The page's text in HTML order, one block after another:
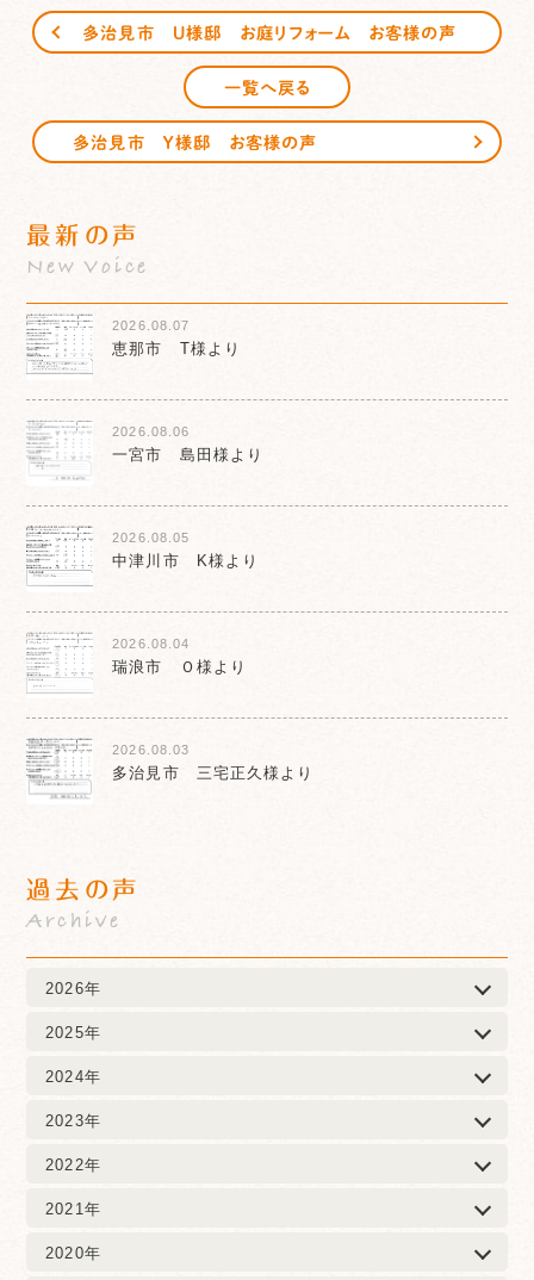
多治見市 Ｕ様邸 お庭リフォーム お客様の声
一覧へ戻る
多治見市 Ｙ様邸 お客様の声
最新の声
New Voice
2026.08.07
恵那市 T様より
2026.08.06
一宮市 島田様より
2026.08.05
中津川市 K様より
2026.08.04
瑞浪市 Ｏ様より
2026.08.03
多治見市 三宅正久様より
過去の声
Archive
2026年
2025年
2024年
2023年
2022年
2021年
2020年